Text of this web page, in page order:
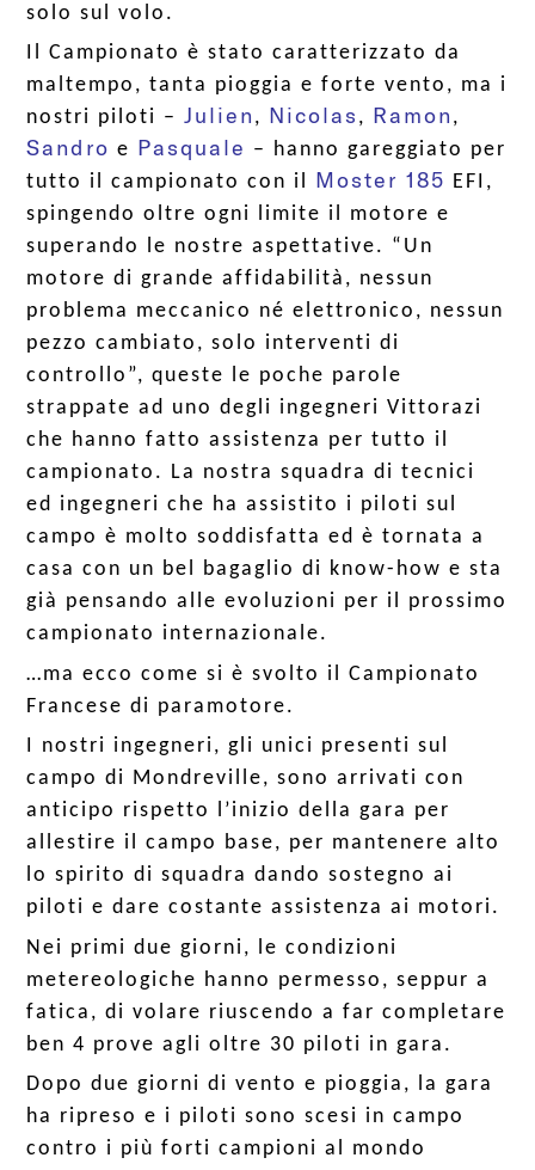
solo sul volo.
Il Campionato è stato caratterizzato da
maltempo, tanta pioggia e forte vento, ma i
nostri piloti –Julien , Nicolas , Ramon ,
Sandro e Pasquale – hanno gareggiato per
tutto il campionato con il Moster 185 EFI,
spingendo oltre ogni limite il motore e
superando le nostre aspettative. “Un
motore di grande affidabilità, nessun
problema meccanico né elettronico, nessun
pezzo cambiato, solo interventi di
controllo”, queste le poche parole
strappate ad uno degli ingegneri Vittorazi
che hanno fatto assistenza per tutto il
campionato. La nostra squadra di tecnici
ed ingegneri che ha assistito i piloti sul
campo è molto soddisfatta ed è tornata a
casa con un bel bagaglio di know-how e sta
già pensando alle evoluzioni per il prossimo
campionato internazionale.
…ma ecco come si è svolto il Campionato
Francese di paramotore.
I nostri ingegneri, gli unici presenti sul
campo di Mondreville, sono arrivati con
anticipo rispetto l’inizio della gara per
allestire il campo base, per mantenere alto
lo spirito di squadra dando sostegno ai
piloti e dare costante assistenza ai motori.
Nei primi due giorni, le condizioni
metereologiche hanno permesso, seppur a
fatica, di volare riuscendo a far completare
ben 4 prove agli oltre 30 piloti in gara.
Dopo due giorni di vento e pioggia, la gara
ha ripreso e i piloti sono scesi in campo
contro i più forti campioni al mondo